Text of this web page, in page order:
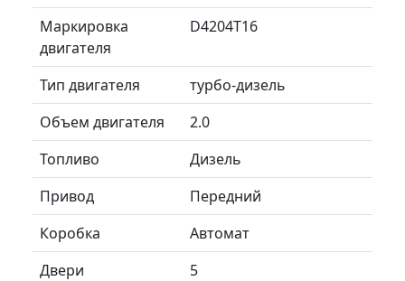
Маркировка
двигателя
D4204T16
Тип двигателя
турбо-дизель
Объем двигателя
2.0
Топливо
Дизель
Привод
Передний
Коробка
Автомат
Двери
5